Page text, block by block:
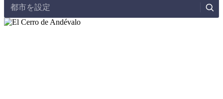
都市を設定